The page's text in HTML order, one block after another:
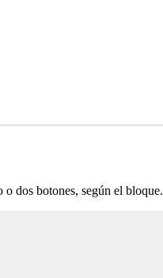
o dos botones, según el bloque.